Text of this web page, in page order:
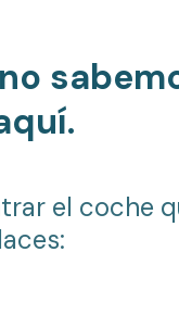
el coche